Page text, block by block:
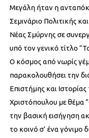
Μεγάλη ήταν η
Σεμινάριο Πολιτικής
Νέας Σμύρνης σε
υπό τον γενικό τίτλο
Ο κόσμος από νωρίς
παρακολουθήσει την
Επιστήμης και
Χριστόπουλου με θέμα
την βασική εισήγηση
το κοινό σ’ ένα γόνιμο